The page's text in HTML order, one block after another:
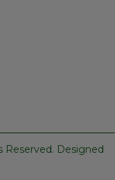
Reserved. Designed